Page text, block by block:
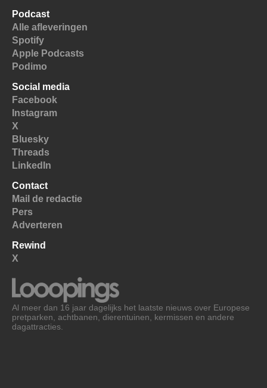
Podcast
Alle afleveringen
Spotify
Apple Podcasts
Podimo
Social media
Facebook
Instagram
X
Bluesky
Threads
LinkedIn
Contact
Mail de redactie
Pers
Adverteren
Rewind
X
Al meer dan 16 jaar dagelijks het laatste nieuws over Europese
pretparken, achtbanen, dierentuinen, kermissen en andere
dagattracties.